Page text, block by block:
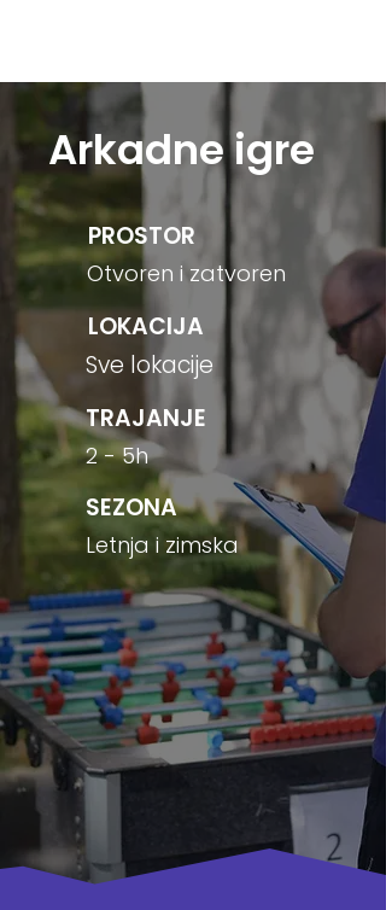
Arkadne igre
PROSTOR
Otvoren i zatvoren
LOKACIJA
Sve lokacije
TRAJANJE
2 - 5h
SEZONA
Letnja i zimska